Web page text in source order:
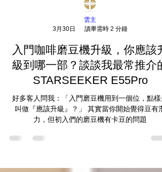
3月30日
讀畢需時 2 分鐘
入門咖啡磨豆機升級，你應該升
級到哪一部？談談我最常推介的
STARSEEKER E55Pro
好多客人問我：「入門磨豆機用到一個位，點樣
力，但初入們的磨豆機有卡豆的問題